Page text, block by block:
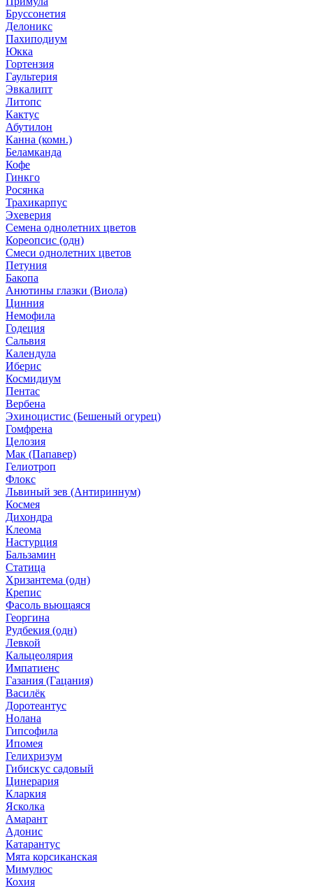
Бруссонетия
Делоникс
Пахиподиум
Юкка
Гортензия
Гаультерия
Эвкалипт
Литопс
Кактус
Абутилон
Канна (комн.)
Беламканда
Кофе
Гинкго
Росянка
Трахикарпус
Эхеверия
Семена однолетних цветов
Кореопсис (одн)
Смеси однолетних цветов
Петуния
Бакопа
Анютины глазки (Виола)
Цинния
Немофила
Годеция
Сальвия
Календула
Иберис
Космидиум
Пентас
Вербена
Эхиноцистис (Бешеный огурец)
Гомфрена
Целозия
Мак (Папавер)
Гелиотроп
Флокс
Львиный зев (Антириннум)
Космея
Дихондра
Клеома
Настурция
Бальзамин
Статица
Хризантема (одн)
Крепис
Фасоль вьющаяся
Георгина
Рудбекия (одн)
Левкой
Кальцеолярия
Импатиенс
Газания (Гацания)
Василёк
Доротеантус
Нолана
Гипсофила
Ипомея
Гелихризум
Гибискус садовый
Цинерария
Кларкия
Ясколка
Амарант
Адонис
Катарантус
Мята корсиканская
Мимулюс
Кохия